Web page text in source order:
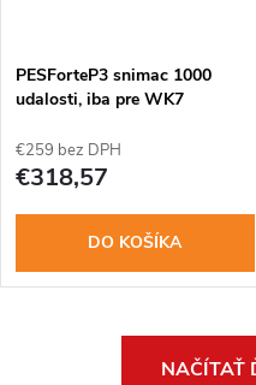
PESForteP3 snimac 1000
udalosti, iba pre WK7
€259 bez DPH
€318,57
DO KOŠÍKA
NAČÍTAŤ